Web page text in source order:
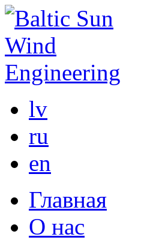
lv
ru
en
Главная
О нас